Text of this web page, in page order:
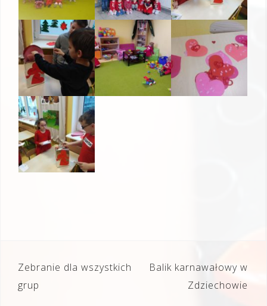
Nawigacja
wpisu
Zebranie dla wszystkich
grup
Balik karnawałowy w
Zdziechowie